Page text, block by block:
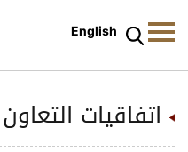
English
اتفاقيات التعاون